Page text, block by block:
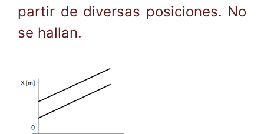
partir de diversas posiciones. No
se hallan.